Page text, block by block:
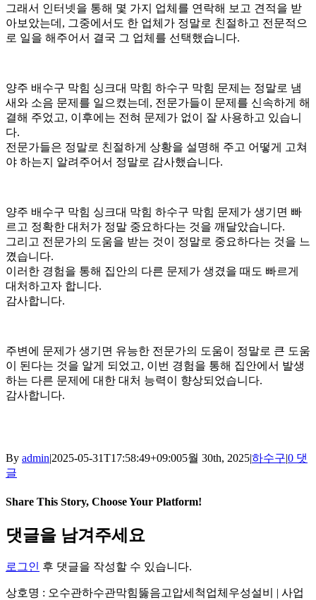
그래서 인터넷을 통해 몇 가지 업체를 연락해 보고 견적을 받
아보았는데, 그중에서도 한 업체가 정말로 친절하고 전문적으
로 일을 해주어서 결국 그 업체를 선택했습니다.
양주 배수구 막힘 싱크대 막힘 하수구 막힘 문제는 정말로 냄
새와 소음 문제를 일으켰는데, 전문가들이 문제를 신속하게 해
결해 주었고, 이후에는 전혀 문제가 없이 잘 사용하고 있습니
다.
전문가들은 정말로 친절하게 상황을 설명해 주고 어떻게 고쳐
야 하는지 알려주어서 정말로 감사했습니다.
양주 배수구 막힘 싱크대 막힘 하수구 막힘 문제가 생기면 빠
르고 정확한 대처가 정말 중요하다는 것을 깨달았습니다.
그리고 전문가의 도움을 받는 것이 정말로 중요하다는 것을 느
꼈습니다.
이러한 경험을 통해 집안의 다른 문제가 생겼을 때도 빠르게
대처하고자 합니다.
감사합니다.
주변에 문제가 생기면 유능한 전문가의 도움이 정말로 큰 도움
이 된다는 것을 알게 되었고, 이번 경험을 통해 집안에서 발생
하는 다른 문제에 대한 대처 능력이 향상되었습니다.
감사합니다.
By admin|2025-05-31T17:58:49+09:005월 30th, 2025|하수구|0 댓
글
Share This Story, Choose Your Platform!
Facebook
X
Reddit
LinkedIn
Tumblr
Pinterest
Vk
이
메
댓글을 남겨주세요
로그인 후 댓글을 작성할 수 있습니다.
상호명 : 오수관하수관막힘뚫음고압세척업체우성설비 | 사업